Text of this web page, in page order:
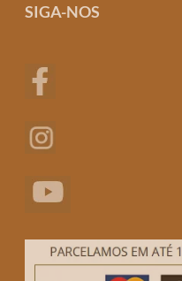
SIGA-NOS